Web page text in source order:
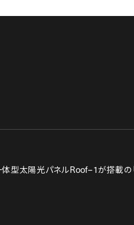
体型太陽光パネルRoof–1が搭載の